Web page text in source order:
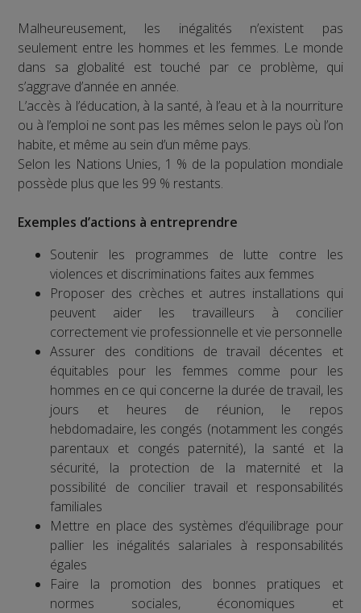
Malheureusement, les inégalités n’existent pas
seulement entre les hommes et les femmes. Le monde
dans sa globalité est touché par ce problème, qui
s’aggrave d’année en année.
L’accès à l’éducation, à la santé, à l’eau et à la nourriture
ou à l’emploi ne sont pas les mêmes selon le pays où l’on
habite, et même au sein d’un même pays.
Selon les Nations Unies, 1 % de la population mondiale
possède plus que les 99 % restants.
Exemples d’actions à entreprendre
Soutenir les programmes de lutte contre les
violences et discriminations faites aux femmes
Proposer des crèches et autres installations qui
peuvent aider les travailleurs à concilier
correctement vie professionnelle et vie personnelle
Assurer des conditions de travail décentes et
équitables pour les femmes comme pour les
hommes en ce qui concerne la durée de travail, les
jours et heures de réunion, le repos
hebdomadaire, les congés (notamment les congés
parentaux et congés paternité), la santé et la
sécurité, la protection de la maternité et la
possibilité de concilier travail et responsabilités
familiales
Mettre en place des systèmes d’équilibrage pour
pallier les inégalités salariales à responsabilités
égales
Faire la promotion des bonnes pratiques et
normes sociales, économiques et